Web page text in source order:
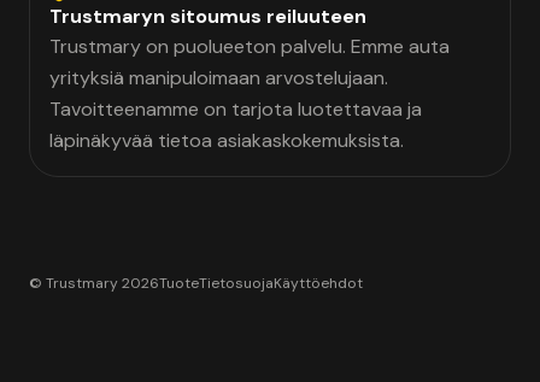
Trustmaryn sitoumus reiluuteen
Trustmary on puolueeton palvelu. Emme auta
yrityksiä manipuloimaan arvostelujaan.
Tavoitteenamme on tarjota luotettavaa ja
läpinäkyvää tietoa asiakaskokemuksista.
© Trustmary 2026TuoteTietosuojaKäyttöehdot